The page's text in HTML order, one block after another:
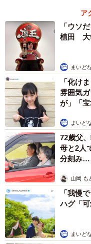
ア
「ウソ
植田 大
まいど
「化け
雰囲気
が」「宝
まいど
72歳父
母と2人
分刻み…
山岡 も
「我慢
ハグ「
まいど